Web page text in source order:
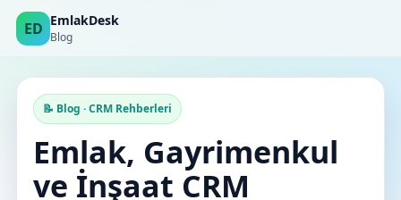
ED EmlakDesk
Blog
📝 Blog · CRM Rehberleri
Emlak, Gayrimenkul
ve İnşaat CRM